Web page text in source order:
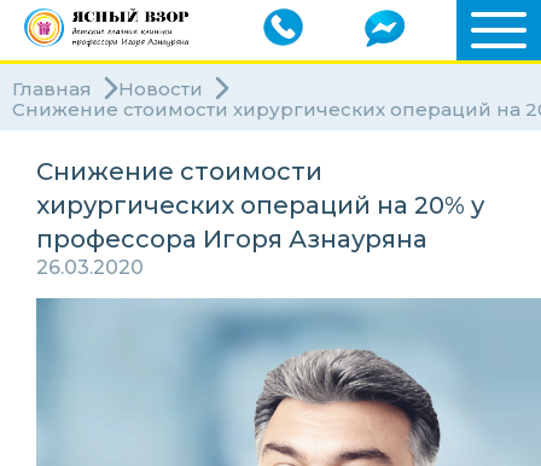
Главная
Новости
Снижение стоимости хирургических операций на
Снижение стоимости
хирургических операций на 20% у
профессора Игоря Азнауряна
26.03.2020